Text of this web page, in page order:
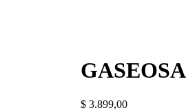
$3.899,00